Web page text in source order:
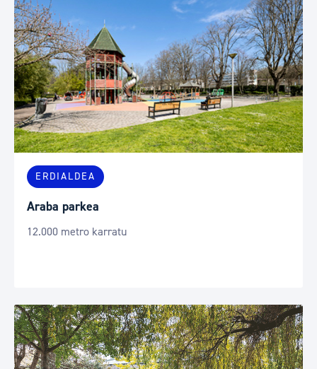
ERDIALDEA
Araba parkea
12.000 metro karratu